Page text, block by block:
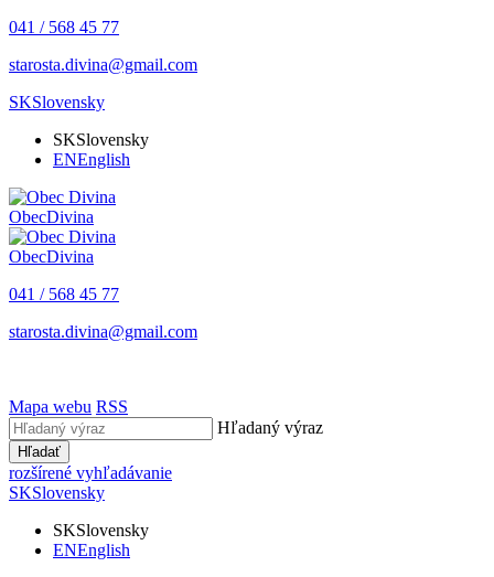
041 / 568 45 77
starosta.divina@gmail.com
SKSlovensky
SKSlovensky
ENEnglish
ObecDivina
ObecDivina
041 / 568 45 77
starosta.divina@gmail.com
Mapa webu RSS
Hľadaný výraz
Hľadať
rozšírené vyhľadávanie
SKSlovensky
SKSlovensky
ENEnglish